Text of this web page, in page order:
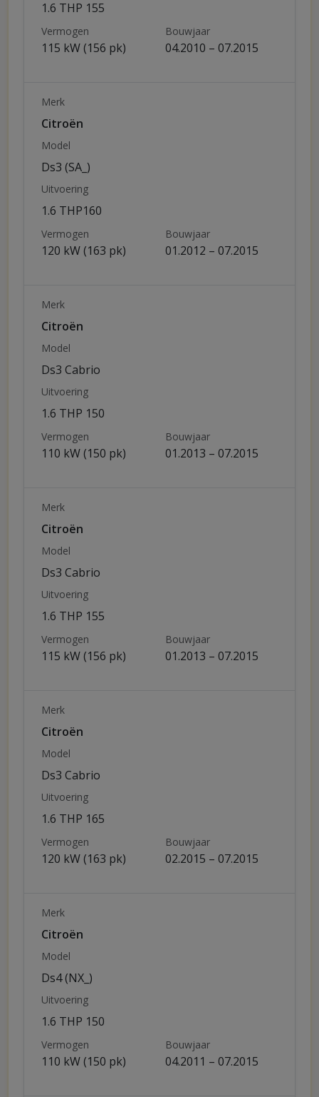
1.6 THP 155
Vermogen
115 kW (156 pk)
Bouwjaar
04.2010 – 07.2015
Merk
Citroën
Model
Ds3 (SA_)
Uitvoering
1.6 THP160
Vermogen
120 kW (163 pk)
Bouwjaar
01.2012 – 07.2015
Merk
Citroën
Model
Ds3 Cabrio
Uitvoering
1.6 THP 150
Vermogen
110 kW (150 pk)
Bouwjaar
01.2013 – 07.2015
Merk
Citroën
Model
Ds3 Cabrio
Uitvoering
1.6 THP 155
Vermogen
115 kW (156 pk)
Bouwjaar
01.2013 – 07.2015
Merk
Citroën
Model
Ds3 Cabrio
Uitvoering
1.6 THP 165
Vermogen
120 kW (163 pk)
Bouwjaar
02.2015 – 07.2015
Merk
Citroën
Model
Ds4 (NX_)
Uitvoering
1.6 THP 150
Vermogen
110 kW (150 pk)
Bouwjaar
04.2011 – 07.2015